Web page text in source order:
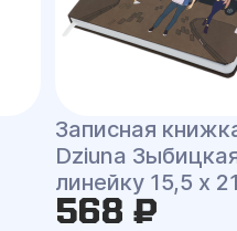
Записная
Dziuna
линейку 15,5 x
568 ₽